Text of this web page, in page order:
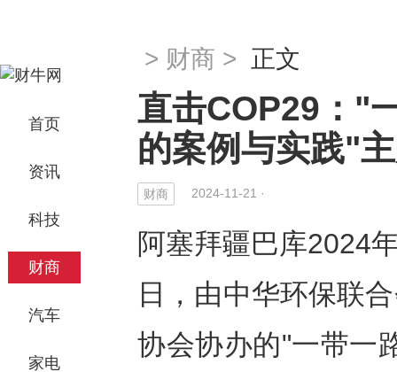
首页
资讯
科技
财商
汽车
家电
> 财商 > 正文
直击COP29："
的案例与实践"
财商 2024-11-21 ·
阿塞拜疆巴库2024
日，由中华环保联
协会协办的"一带一